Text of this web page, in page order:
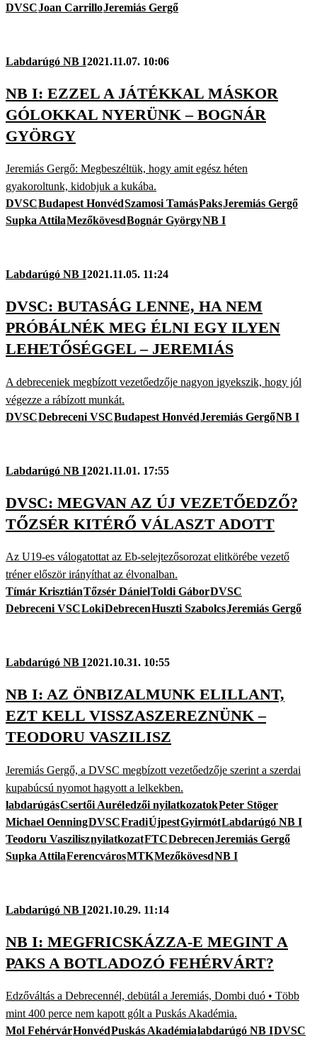
DVSCJoan CarrilloJeremiás Gergő
Labdarúgó NB I2021.11.07. 10:06
NB I: EZZEL A JÁTÉKKAL MÁSKOR
GÓLOKKAL NYERÜNK – BOGNÁR
GYÖRGY
Jeremiás Gergő: Megbeszéltük, hogy amit egész héten
gyakoroltunk, kidobjuk a kukába.
DVSCBudapest HonvédSzamosi TamásPaksJeremiás Gergő
Supka AttilaMezőkövesdBognár GyörgyNB I
Labdarúgó NB I2021.11.05. 11:24
DVSC: BUTASÁG LENNE, HA NEM
PRÓBÁLNÉK MEG ÉLNI EGY ILYEN
LEHETŐSÉGGEL – JEREMIÁS
A debreceniek megbízott vezetőedzője nagyon igyekszik, hogy jól
végezze a rábízott munkát.
DVSCDebreceni VSCBudapest HonvédJeremiás GergőNB I
Labdarúgó NB I2021.11.01. 17:55
DVSC: MEGVAN AZ ÚJ VEZETŐEDZŐ?
TŐZSÉR KITÉRŐ VÁLASZT ADOTT
Az U19-es válogatottat az Eb-selejtezősorozat elitkörébe vezető
tréner először irányíthat az élvonalban.
Tímár KrisztiánTőzsér DánielToldi GáborDVSC
Debreceni VSCLokiDebrecenHuszti SzabolcsJeremiás Gergő
Labdarúgó NB I2021.10.31. 10:55
NB I: AZ ÖNBIZALMUNK ELILLANT,
EZT KELL VISSZASZEREZNÜNK –
TEODORU VASZILISZ
Jeremiás Gergő, a DVSC megbízott vezetőedzője szerint a szerdai
kupabúcsú nyomot hagyott a lelkekben.
labdarúgásCsertői Auréledzői nyilatkozatokPeter Stöger
Michael OenningDVSCFradiÚjpestGyirmótLabdarúgó NB I
Teodoru VaszilisznyilatkozatFTCDebrecenJeremiás Gergő
Supka AttilaFerencvárosMTKMezőkövesdNB I
Labdarúgó NB I2021.10.29. 11:14
NB I: MEGFRICSKÁZZA-E MEGINT A
PAKS A BOTLADOZÓ FEHÉRVÁRT?
Edzőváltás a Debrecennél, debütál a Jeremiás, Dombi duó • Több
mint 400 perce nem kapott gólt a Puskás Akadémia.
Mol FehérvárHonvédPuskás Akadémialabdarúgó NB IDVSC